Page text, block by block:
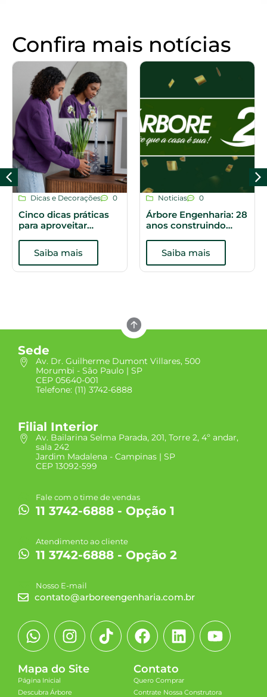
Confira mais notícias
Dicas e Decorações 0
Cinco dicas práticas
para aproveitar
apartamento
Saiba mais
Noticias 0
Árbore Engenharia: 28
anos construindo
Saiba mais
Sede
Av. Dr. Guilherme Dumont Villares, 500
Morumbi - São Paulo | SP
CEP 05640-001
Telefone: (11) 3742-6888
Filial Interior
Av. Bailarina Selma Parada, 201, Torre 2, 4º andar,
sala 242
Jardim Madalena - Campinas | SP
CEP 13092-599
Fale com o time de vendas
11 3742-6888 - Opção 1
Atendimento ao cliente
11 3742-6888 - Opção 2
Nosso E-mail
contato@arboreengenharia.com.br
Mapa do Site
Página Inicial
Descubra Árbore
Contato
Quero Comprar
Contrate Nossa Construtora